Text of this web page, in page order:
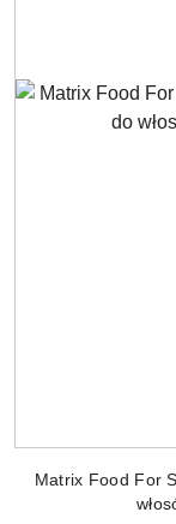
Matrix Food For